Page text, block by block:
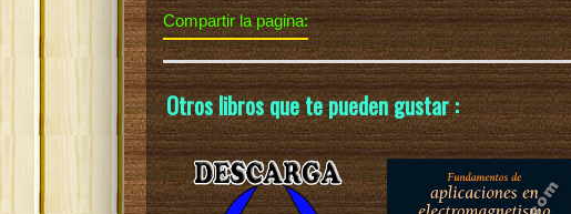
Compartir la pagina:
Otros libros que te pueden gustar :